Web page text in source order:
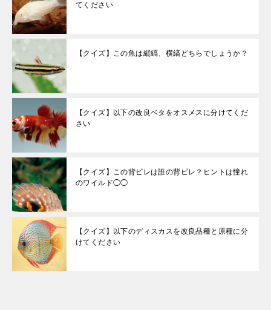
てください
【クイズ】この魚は縦縞、横縞どちらでしょうか？
【クイズ】以下の改良ベタをオスメスに分けてくだ
さい
【クイズ】この背ビレは誰の背ビレ？ヒントは憧れ
のワイルド◯◯
【クイズ】以下のディスカスを改良品種と原種に分
けてください